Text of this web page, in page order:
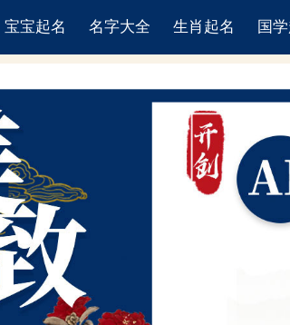
宝宝起名 名字大全 生肖起名 国